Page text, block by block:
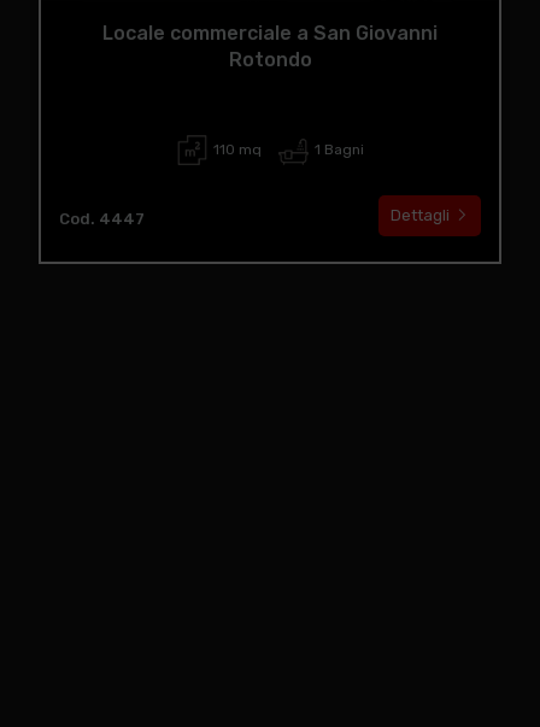
Locale commerciale a San Giovanni
Rotondo
110 mq 1 Bagni
Cod. 4447 Dettagli